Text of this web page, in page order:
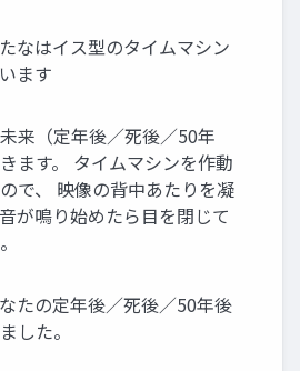
なはイス型のタイムマシン
ます
来（定年後／死後／50年
ます。 タイムマシンを作動
で、 映像の背中あたりを凝
が鳴り始めたら目を閉じて
たの定年後／死後／50年後
した。